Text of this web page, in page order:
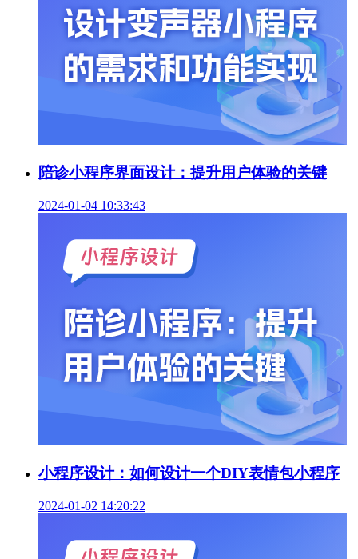
陪诊小程序界面设计：提升用户体验的关键
2024-01-04 10:33:43
小程序设计：如何设计一个DIY表情包小程序
2024-01-02 14:20:22